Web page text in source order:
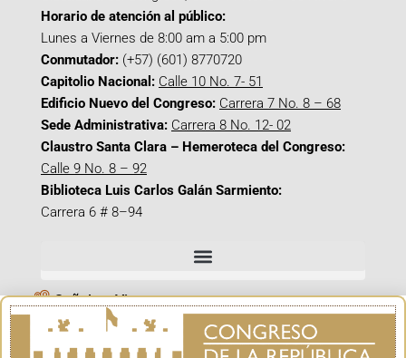
Horario de atención al público:
Lunes a Viernes de 8:00 am a 5:00 pm
Conmutador: (+57) (601) 8770720
Capitolio Nacional: Calle 10 No. 7- 51
Edificio Nuevo del Congreso: Carrera 7 No. 8 – 68
Sede Administrativa: Carrera 8 No. 12- 02
Claustro Santa Clara – Hemeroteca del Congreso:
Calle 9 No. 8 – 92
Biblioteca Luis Carlos Galán Sarmiento:
Carrera 6 # 8–94
Señal en Vivo
Facebook_@CamaraColombia